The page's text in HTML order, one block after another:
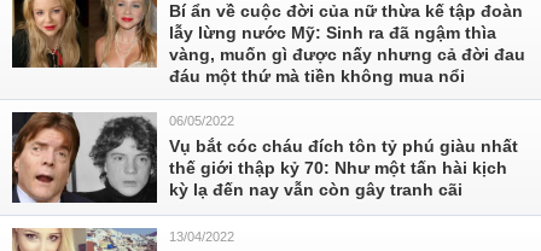
Bí ẩn về cuộc đời của nữ thừa kế tập đoàn
lẫy lừng nước Mỹ: Sinh ra đã ngậm thìa
vàng, muốn gì được nấy nhưng cả đời đau
đáu một thứ mà tiền không mua nổi
06/05/2022
Vụ bắt cóc cháu đích tôn tỷ phú giàu nhất
thế giới thập kỷ 70: Như một tấn hài kịch
kỳ lạ đến nay vẫn còn gây tranh cãi
13/04/2022